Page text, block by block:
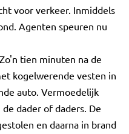
voor verkeer. Inmiddels
Agenten speuren nu
Zo'n tien minuten na de
kogelwerende vesten in
auto. Vermoedelijk
dader of daders. De
en daarna in brand